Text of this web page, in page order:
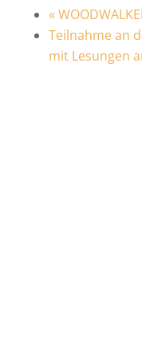
«
Teilnahme an
mit Lesungen